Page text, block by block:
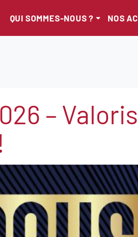
QUI SOMMES-NOUS ? NOS
–